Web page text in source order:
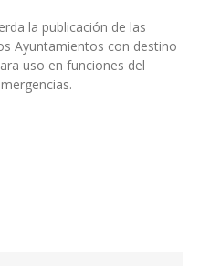
la publicación de las
Ayuntamientos con destino
uso en funciones del